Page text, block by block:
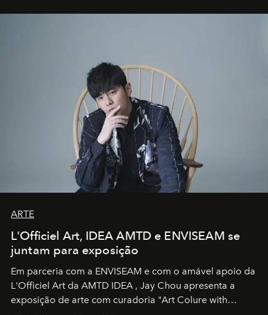
ARTE
L'Officiel Art, IDEA AMTD e ENVISEAM se
juntam para exposição
Em parceria com a ENVISEAM e com o amável apoio da
L'Officiel Art da AMTD IDEA , Jay Chou apresenta a
exposição de arte com curadoria "Art Colure with